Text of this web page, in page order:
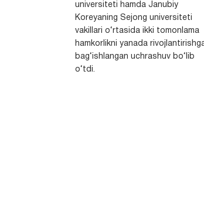
universiteti hamda Janubiy
Koreyaning Sejong universiteti
vakillari o‘rtasida ikki tomonlama
hamkorlikni yanada
bag‘ishlangan uchrashuv bo‘lib
o‘tdi.